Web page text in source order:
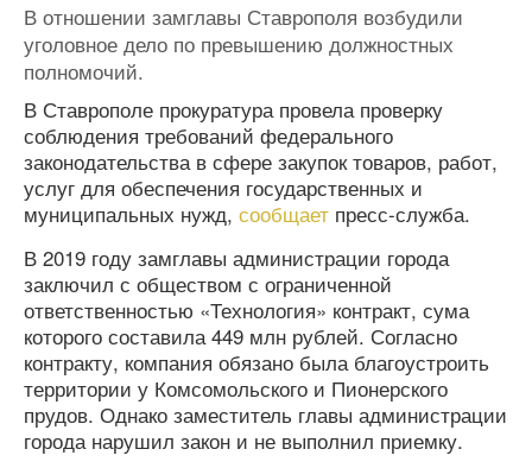
В отношении замглавы Ставрополя возбудили
уголовное дело по превышению должностных
полномочий.
В Ставрополе прокуратура провела проверку
соблюдения требований федерального
законодательства в сфере закупок товаров, работ,
услуг для обеспечения государственных и
муниципальных нужд, сообщает пресс-служба.
В 2019 году замглавы администрации города
заключил с обществом с ограниченной
ответственностью «Технология» контракт, сума
которого составила 449 млн рублей. Согласно
контракту, компания обязано была благоустроить
территории у Комсомольского и Пионерского
прудов. Однако заместитель главы администрации
города нарушил закон и не выполнил приемку.